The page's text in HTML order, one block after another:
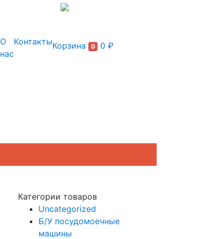
О
нас
КонтактыКорзина 0 0 ₽
Категории товаров
Uncategorized
Б/У посудомоечные
машины